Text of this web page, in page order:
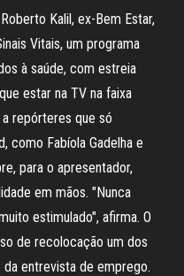
Kalil, ex-Bem Estar,
Vitais, um programa
à saúde, com estreia
estar na TV na faixa
repórteres que só
como Fabíola Gadelha e
para o apresentador,
em mãos. "Nunca
estimulado", afirma. O
de recolocação um dos
entrevista de emprego.